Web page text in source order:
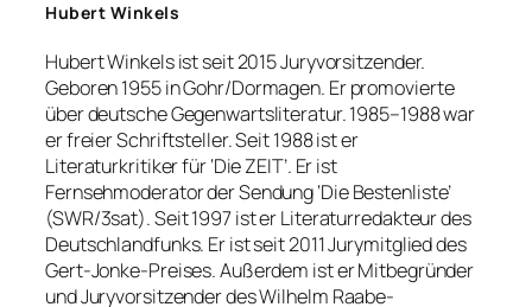
Hubert Winkels
Hubert Winkels ist seit 2015 Juryvorsitzender.
Geboren 1955 in Gohr/Dormagen. Er promovierte
über deutsche Gegenwartsliteratur. 1985–1988 war
er freier Schriftsteller. Seit 1988 ist er
Literaturkritiker für ‘Die ZEIT’. Er ist
Fernsehmoderator der Sendung ‘Die Bestenliste’
(SWR/3sat). Seit 1997 ist er Literaturredakteur des
Deutschlandfunks. Er ist seit 2011 Jurymitglied des
Gert-Jonke-Preises. Außerdem ist er Mitbegründer
und Juryvorsitzender des Wilhelm Raabe-